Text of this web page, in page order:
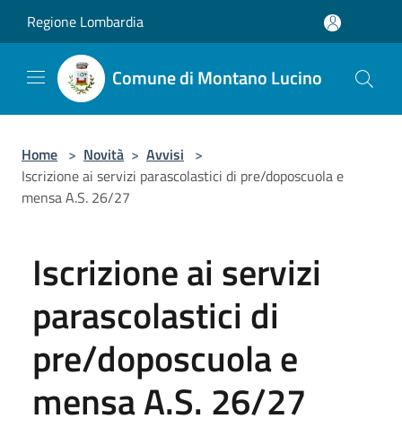
Regione Lombardia
Comune di Montano Lucino
Home > Novità > Avvisi >
Iscrizione ai servizi parascolastici di pre/doposcuola e
mensa A.S. 26/27
Iscrizione ai servizi
parascolastici di
pre/doposcuola e
mensa A.S. 26/27